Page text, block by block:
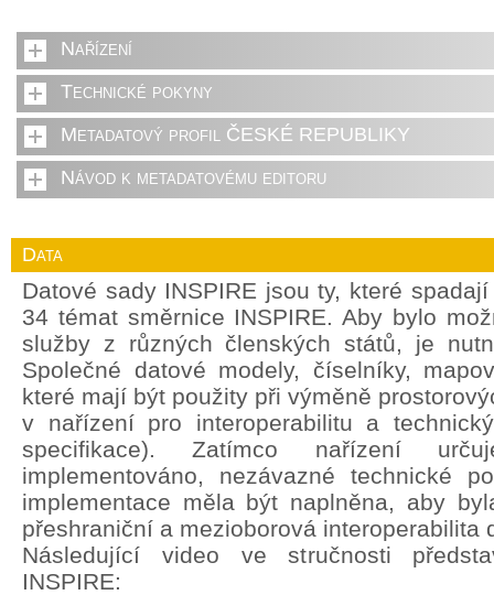
Nařízení
Technické pokyny
Metadatový profil ČESKÉ REPUBLIKY
Návod k metadatovému editoru
Data
Datové sady INSPIRE jsou ty, které
34 témat směrnice INSPIRE. Aby bylo
služby z různých členských států, je
Společné datové modely, číselníky,
které mají být použity při výměně
v nařízení pro interoperabilitu a
specifikace). Zatímco nařízení
implementováno, nezávazné technické
implementace měla být naplněna, aby
přeshraniční a mezioborová interoperabilita
Následující video ve stručnosti
INSPIRE: